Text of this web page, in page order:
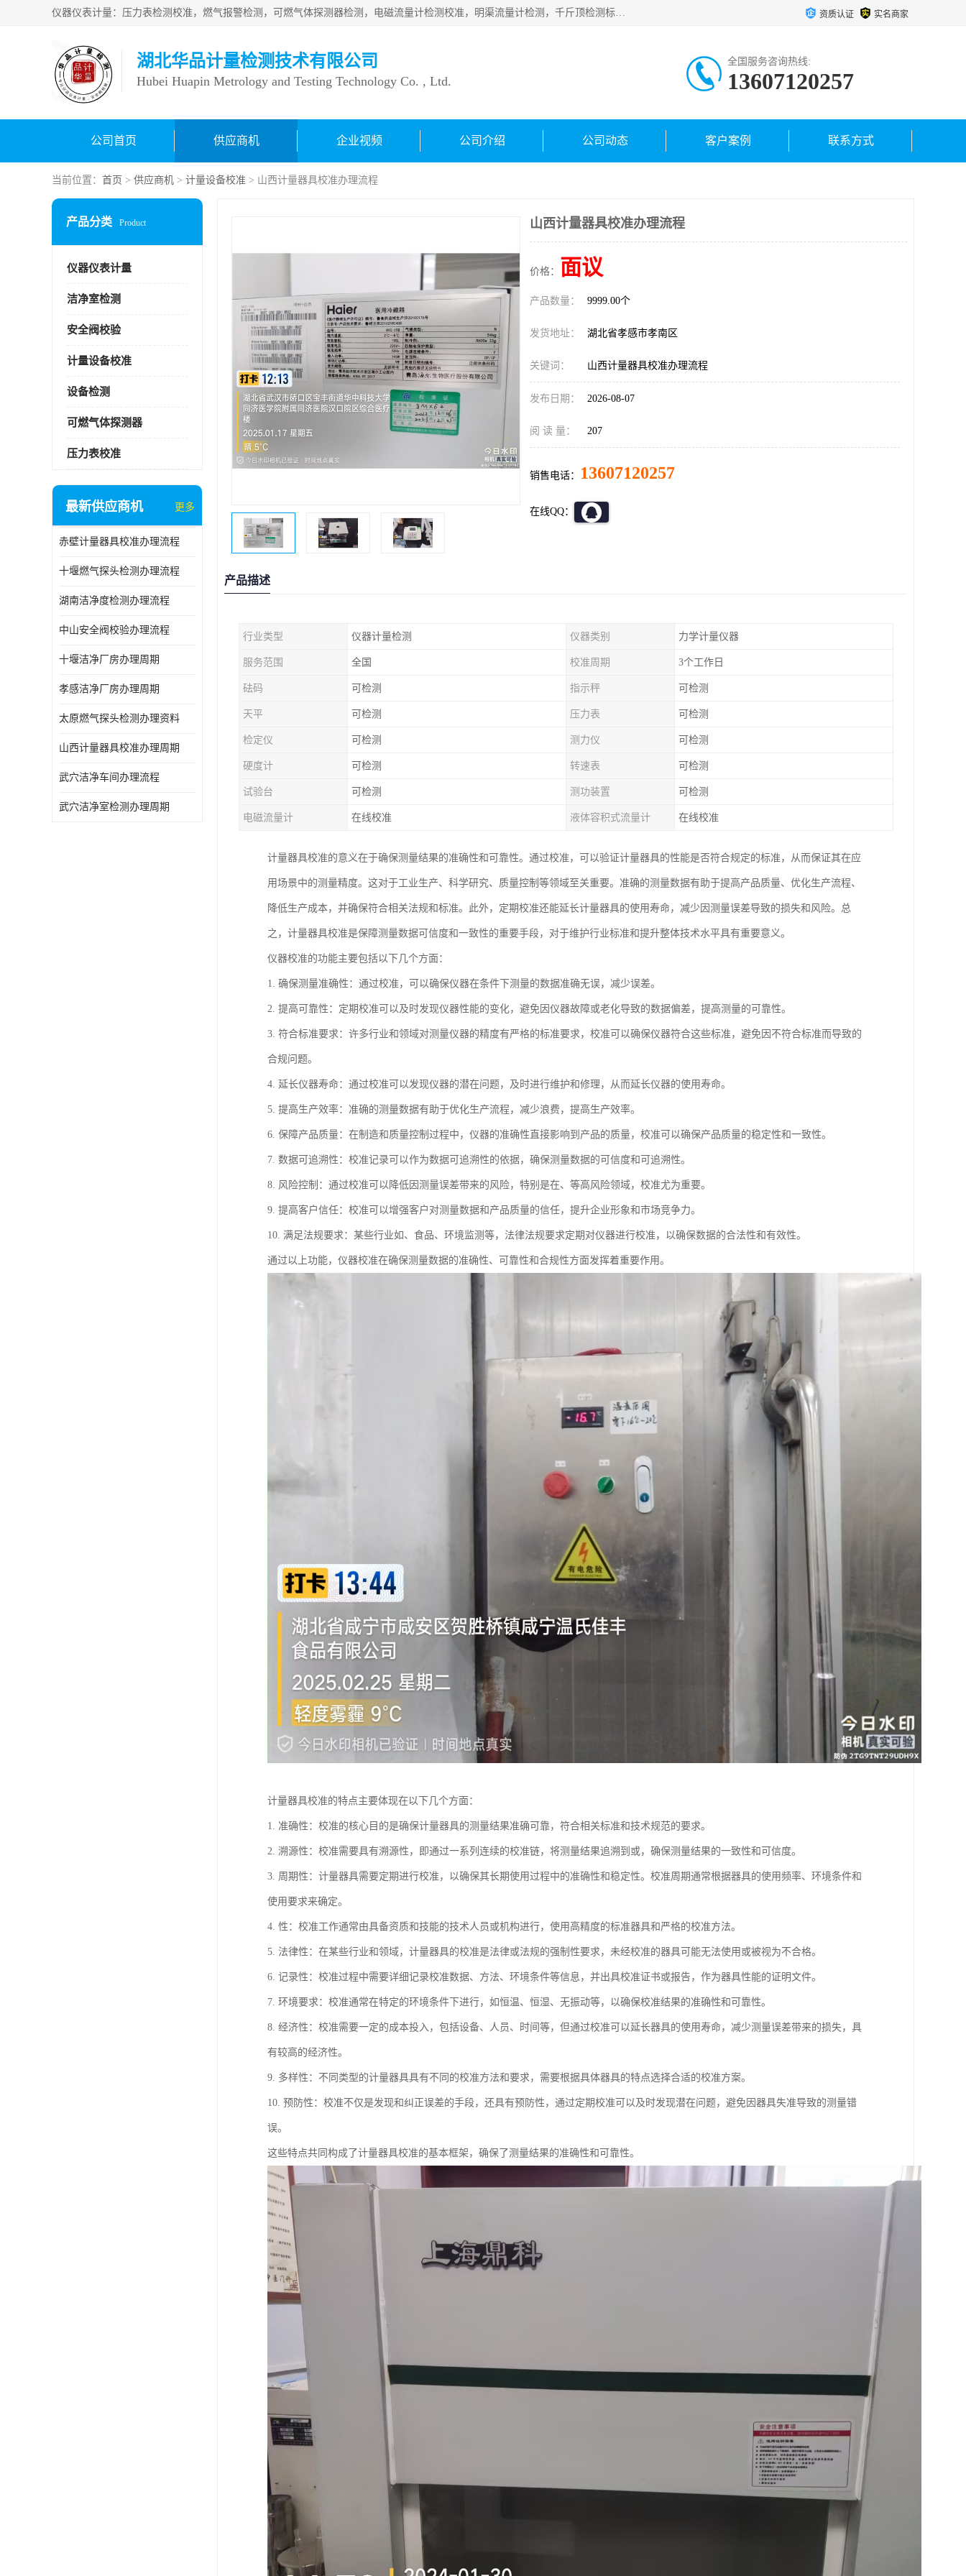
仪器仪表计量：压力表检测校准，燃气报警检测，可燃气体探测器检测，电磁流量计检测校准，明渠流量计检测，千斤顶检测标定，仪器校准，量具校准，仪表检测，仪器检测，计量设备校准；洁净室检测：洁净度检测，洁净厂房检测，无尘洁净室检测，悬浮粒子检测，*过滤器检测；安全阀校验：安全阀校验，安全阀检验，安全阀检测，安全阀年检，安全阀校正，安全阀校准； 资质认证 实名商家
湖北华品计量检测技术有限公司
Hubei Huapin Metrology and Testing Technology Co. , Ltd.
全国服务咨询热线:
13607120257
公司首页 供应商机 企业视频 公司介绍 公司动态 客户案例 联系方式
当前位置： 首页 > 供应商机 > 计量设备校准 > 山西计量器具校准办理流程
产品分类 Product
仪器仪表计量
洁净室检测
安全阀校验
计量设备校准
设备检测
可燃气体探测器
压力表校准
最新供应商机 更多
赤壁计量器具校准办理流程
十堰燃气探头检测办理流程
湖南洁净度检测办理流程
中山安全阀校验办理流程
十堰洁净厂房办理周期
孝感洁净厂房办理周期
太原燃气探头检测办理资料
山西计量器具校准办理周期
武穴洁净车间办理流程
武穴洁净室检测办理周期
山西计量器具校准办理流程
价格： 面议
产品数量： 9999.00个
发货地址： 湖北省孝感市孝南区
关键词： 山西计量器具校准办理流程
发布日期： 2026-08-07
阅 读 量： 207
销售电话： 13607120257
在线QQ：
产品描述
行业类型 仪器计量检测 仪器类别 力学计量仪器
服务范围 全国 校准周期 3个工作日
砝码 可检测 指示秤 可检测
天平 可检测 压力表 可检测
检定仪 可检测 测力仪 可检测
硬度计 可检测 转速表 可检测
试验台 可检测 测功装置 可检测
电磁流量计 在线校准 液体容积式流量计 在线校准
计量器具校准的意义在于确保测量结果的准确性和可靠性。通过校准，可以验证计量器具的性能是否符合规定的标准，从而保证其在应
用场景中的测量精度。这对于工业生产、科学研究、质量控制等领域至关重要。准确的测量数据有助于提高产品质量、优化生产流程、
降低生产成本，并确保符合相关法规和标准。此外，定期校准还能延长计量器具的使用寿命，减少因测量误差导致的损失和风险。总
之，计量器具校准是保障测量数据可信度和一致性的重要手段，对于维护行业标准和提升整体技术水平具有重要意义。
仪器校准的功能主要包括以下几个方面：
1. 确保测量准确性：通过校准，可以确保仪器在条件下测量的数据准确无误，减少误差。
2. 提高可靠性：定期校准可以及时发现仪器性能的变化，避免因仪器故障或老化导致的数据偏差，提高测量的可靠性。
3. 符合标准要求：许多行业和领域对测量仪器的精度有严格的标准要求，校准可以确保仪器符合这些标准，避免因不符合标准而导致的
合规问题。
4. 延长仪器寿命：通过校准可以发现仪器的潜在问题，及时进行维护和修理，从而延长仪器的使用寿命。
5. 提高生产效率：准确的测量数据有助于优化生产流程，减少浪费，提高生产效率。
6. 保障产品质量：在制造和质量控制过程中，仪器的准确性直接影响到产品的质量，校准可以确保产品质量的稳定性和一致性。
7. 数据可追溯性：校准记录可以作为数据可追溯性的依据，确保测量数据的可信度和可追溯性。
8. 风险控制：通过校准可以降低因测量误差带来的风险，特别是在、等高风险领域，校准尤为重要。
9. 提高客户信任：校准可以增强客户对测量数据和产品质量的信任，提升企业形象和市场竞争力。
10. 满足法规要求：某些行业如、食品、环境监测等，法律法规要求定期对仪器进行校准，以确保数据的合法性和有效性。
通过以上功能，仪器校准在确保测量数据的准确性、可靠性和合规性方面发挥着重要作用。
计量器具校准的特点主要体现在以下几个方面：
1. 准确性：校准的核心目的是确保计量器具的测量结果准确可靠，符合相关标准和技术规范的要求。
2. 溯源性：校准需要具有溯源性，即通过一系列连续的校准链，将测量结果追溯到或，确保测量结果的一致性和可信度。
3. 周期性：计量器具需要定期进行校准，以确保其长期使用过程中的准确性和稳定性。校准周期通常根据器具的使用频率、环境条件和
使用要求来确定。
4. 性：校准工作通常由具备资质和技能的技术人员或机构进行，使用高精度的标准器具和严格的校准方法。
5. 法律性：在某些行业和领域，计量器具的校准是法律或法规的强制性要求，未经校准的器具可能无法使用或被视为不合格。
6. 记录性：校准过程中需要详细记录校准数据、方法、环境条件等信息，并出具校准证书或报告，作为器具性能的证明文件。
7. 环境要求：校准通常在特定的环境条件下进行，如恒温、恒湿、无振动等，以确保校准结果的准确性和可靠性。
8. 经济性：校准需要一定的成本投入，包括设备、人员、时间等，但通过校准可以延长器具的使用寿命，减少测量误差带来的损失，具
有较高的经济性。
9. 多样性：不同类型的计量器具具有不同的校准方法和要求，需要根据具体器具的特点选择合适的校准方案。
10. 预防性：校准不仅是发现和纠正误差的手段，还具有预防性，通过定期校准可以及时发现潜在问题，避免因器具失准导致的测量错
误。
这些特点共同构成了计量器具校准的基本框架，确保了测量结果的准确性和可靠性。